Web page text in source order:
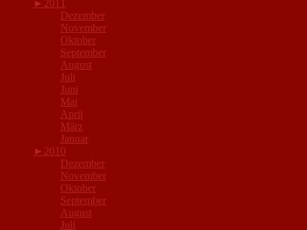
► 2011
Dezember
November
Oktober
September
August
Juli
Juni
Mai
April
März
Januar
► 2010
Dezember
November
Oktober
September
August
Juli